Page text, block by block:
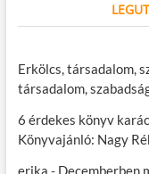
Erkölcs, társadalom,
társadalom,
6 érdekes könyv
Könyvajánló: Nagy
erika - Decemberben